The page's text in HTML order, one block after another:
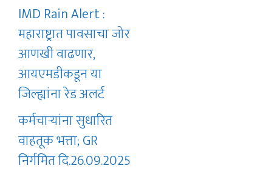
IMD Rain Alert :
महाराष्ट्रात पावसाचा जोर
आणखी वाढणार,
आयएमडीकडून या
जिल्ह्यांना रेड अलर्ट
कर्मचाऱ्यांना सुधारित
वाहतूक भत्ता; GR
निर्गमित दि.26.09.2025